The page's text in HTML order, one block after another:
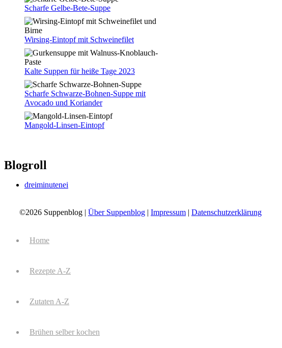
Scharfe Gelbe-Bete-Suppe
Wirsing-Eintopf mit Schweinefilet
Kalte Suppen für heiße Tage 2023
Scharfe Schwarze-Bohnen-Suppe mit
Avocado und Koriander
Mangold-Linsen-Eintopf
Blogroll
dreiminutenei
©2026 Suppenblog | Über Suppenblog | Impressum | Datenschutzerklärung
Home
Rezepte A-Z
Zutaten A-Z
Brühen selber kochen